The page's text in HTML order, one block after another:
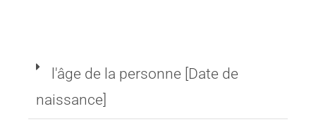
l'âge de la personne [Date de
naissance]